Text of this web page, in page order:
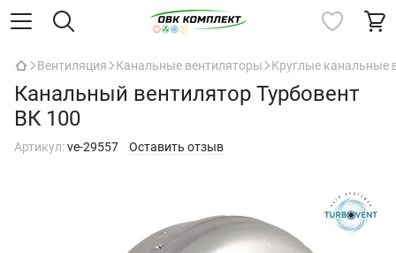
Вентиляция Канальные вентиляторы Круглые канальные
Канальный вентилятор Турбовент
ВК 100
Артикул:ve-29557 Оставить отзыв